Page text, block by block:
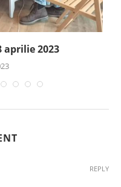
2023
REPLY